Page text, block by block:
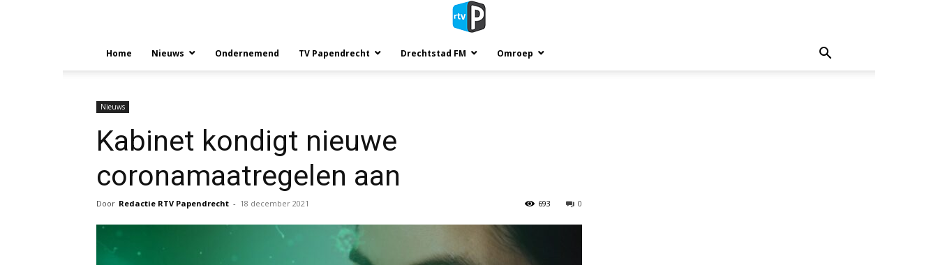
Home Nieuws Ondernemend TV Papendrecht Drechtstad FM Omroep
Nieuws
Kabinet kondigt nieuwe
coronamaatregelen aan
Door Redactie RTV Papendrecht - 18 december 2021 0
693